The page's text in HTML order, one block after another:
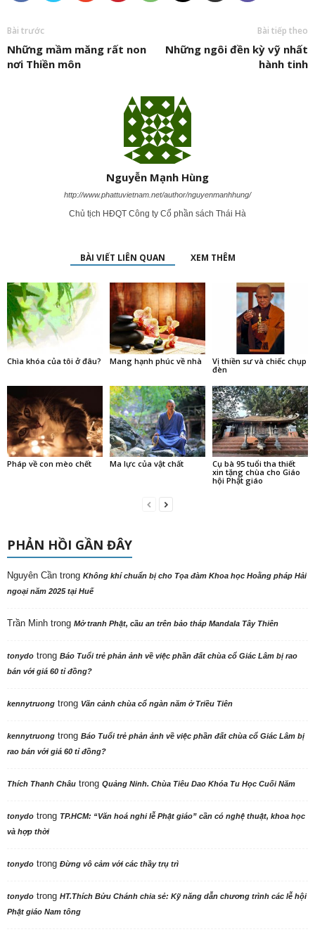
Bài trước
Những mầm măng rất non
nơi Thiền môn
Bài tiếp theo
Những ngôi đền kỳ vỹ nhất
hành tinh
Nguyễn Mạnh Hùng
http://www.phattuvietnam.net/author/nguyenmanhhung/
Chủ tịch HĐQT Công ty Cổ phần sách Thái Hà
BÀI VIẾT LIÊN QUAN XEM THÊM
Chìa khóa của tôi ở đâu? Mang hạnh phúc về nhà
Vị thiền sư và chiếc chụp
đèn
Pháp về con mèo chết Ma lực của vật chất
Cụ bà 95 tuổi tha thiết
xin tặng chùa cho Giáo
hội Phật giáo
PHẢN HỒI GẦN ĐÂY
Nguyên Cần trong Không khí chuẩn bị cho Tọa đàm Khoa học Hoằng pháp Hải
ngoại năm 2025 tại Huế
Trần Minh trong Mở tranh Phật, cầu an trên bảo tháp Mandala Tây Thiên
tonydo trong Báo Tuổi trẻ phản ảnh về việc phần đất chùa cổ Giác Lâm bị rao
bán với giá 60 tỉ đồng?
kennytruong trong Vãn cảnh chùa cổ ngàn năm ở Triều Tiên
kennytruong trong Báo Tuổi trẻ phản ảnh về việc phần đất chùa cổ Giác Lâm bị
rao bán với giá 60 tỉ đồng?
Thích Thanh Châu trong Quảng Ninh. Chùa Tiêu Dao Khóa Tu Học Cuối Năm
tonydo trong TP.HCM: “Văn hoá nghi lễ Phật giáo” cần có nghệ thuật, khoa học
và hợp thời
tonydo trong Đừng vô cảm với các thầy trụ trì
tonydo trong HT.Thích Bửu Chánh chia sẻ: Kỹ năng dẫn chương trình các lễ hội
Phật giáo Nam tông